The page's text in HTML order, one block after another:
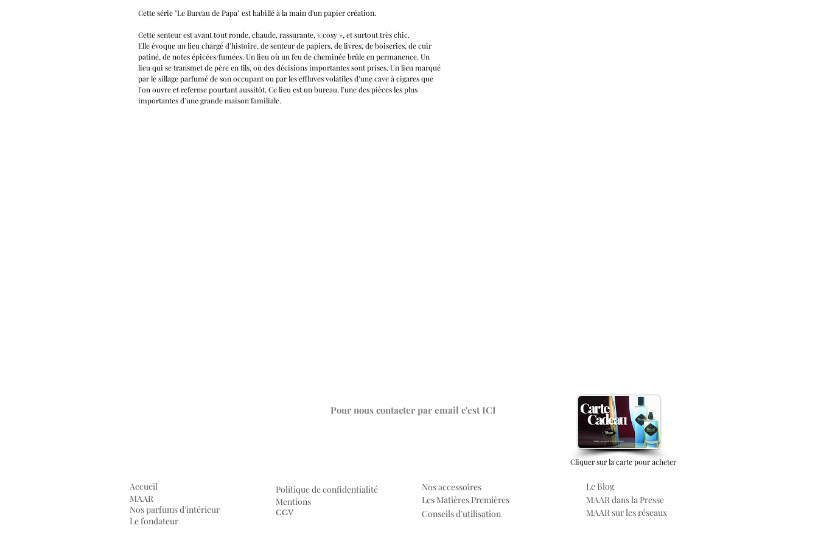
Cette série "Le Bureau de Papa" est habillé à la main d'un papier création.
Cette senteur est avant tout ronde, chaude, rassurante, « cosy », et surtout très chic.
Elle évoque un lieu chargé d’histoire, de senteur de papiers, de livres, de boiseries, de cuir
patiné, de notes épicées/fumées. Un lieu où un feu de cheminée brûle en permanence. Un
lieu qui se transmet de père en fils, où des décisions importantes sont prises. Un lieu marqué
par le sillage parfumé de son occupant ou par les effluves volatiles d’une cave à cigares que
l’on ouvre et referme pourtant aussitôt. Ce lieu est un bureau, l’une des pièces les plus
importantes d’une grande maison familiale.
Pour nous contacter par email c'est ICI
Cliquer sur la carte pour acheter
Le fondateur
Nos parfums d'intérieur
MAAR
Accueil
CGV
Mentions
Politique de confidentialité
Les Matières Premières
Nos accessoires
Conseils d'utilisation
Le Blog
MAAR sur les réseaux
MAAR dans la Presse